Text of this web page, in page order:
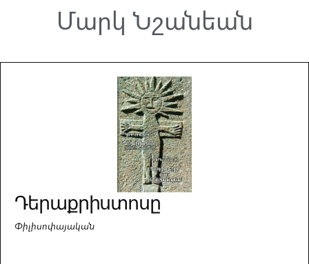
Մարկ Նշանեան
Դերաքրիստոսը
Փիլիսոփայական